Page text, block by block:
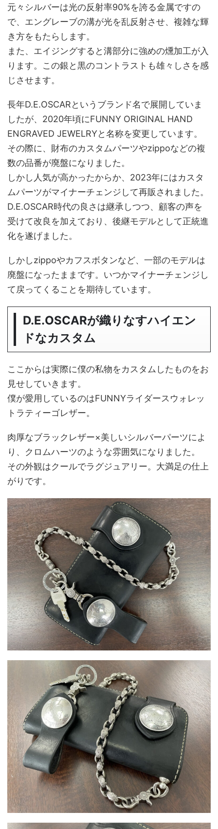
元々シルバーは光の反射率90%を誇る金属ですの
で、エングレーブの溝が光を乱反射させ、複雑な輝
き方をもたらします。
また、エイジングすると溝部分に強めの燻加工が入
ります。この銀と黒のコントラストも雄々しさを感
じさせます。
長年D.E.OSCARというブランド名で展開していま
したが、2020年頃にFUNNY ORIGINAL HAND
ENGRAVED JEWELRYと名称を変更しています。
その際に、財布のカスタムパーツやzippoなどの複
数の品番が廃盤になりました。
しかし人気が高かったからか、2023年にはカスタ
ムパーツがマイナーチェンジして再販されました。
D.E.OSCAR時代の良さは継承しつつ、顧客の声を
受けて改良を加えており、後継モデルとして正統進
化を遂げました。
しかしzippoやカフスボタンなど、一部のモデルは
廃盤になったままです。いつかマイナーチェンジし
て戻ってくることを期待しています。
D.E.OSCARが織りなすハイエン
ドなカスタム
ここからは実際に僕の私物をカスタムしたものをお
見せしていきます。
僕が愛用しているのはFUNNYライダースウォレッ
トラティーゴレザー。
肉厚なブラックレザー×美しいシルバーパーツによ
り、クロムハーツのような雰囲気になりました。
その外観はクールでラグジュアリー。大満足の仕上
がりです。